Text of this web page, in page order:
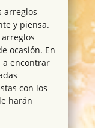
arreglos
y piensa.
ocasión. En
encontrar
con los
harán